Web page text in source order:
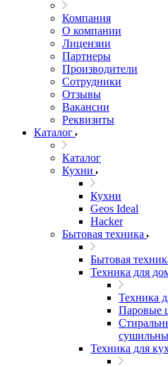
Компания
О компании
Лицензии
Партнеры
Производители
Сотрудники
Отзывы
Вакансии
Реквизиты
Каталог
Каталог
Кухни
Кухни
Geos Ideal
Hacker
Бытовая техника
Бытовая
Техника для
Техника
Паровые
Техника для